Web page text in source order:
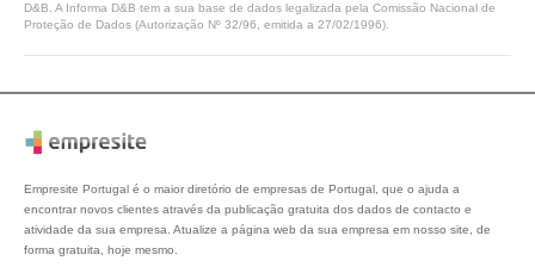
D&B. A Informa D&B tem a sua base de dados legalizada pela Comissão Nacional de
Proteção de Dados (Autorização Nº 32/96, emitida a 27/02/1996).
Empresite Portugal é o maior diretório de empresas de Portugal, que o ajuda a
encontrar novos clientes através da publicação gratuita dos dados de contacto e
atividade da sua empresa. Atualize a página web da sua empresa em nosso site, de
forma gratuita, hoje mesmo.